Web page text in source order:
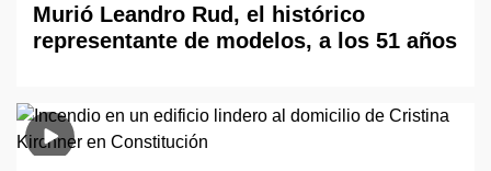
Murió Leandro Rud, el histórico
representante de modelos, a los 51 años